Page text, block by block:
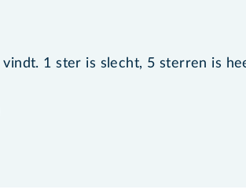
1 ster is slecht, 5 sterren is